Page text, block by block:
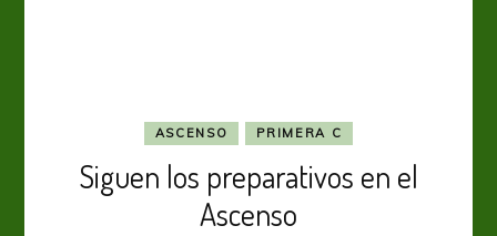
ASCENSO PRIMERA C
Siguen los preparativos en el
Ascenso